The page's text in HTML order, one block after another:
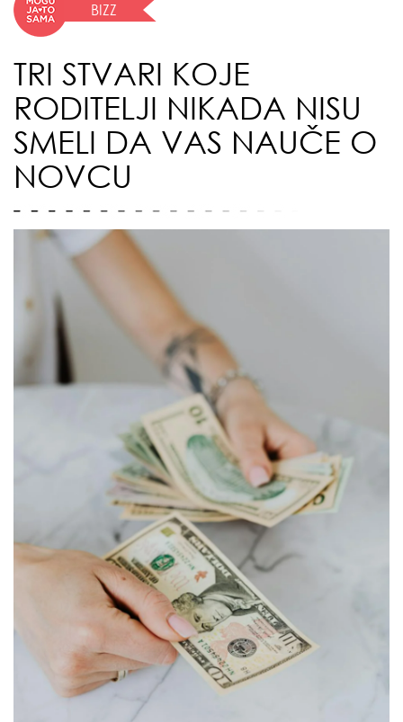
BIZZ
TRI STVARI KOJE
RODITELJI NIKADA NISU
SMELI DA VAS NAUČE O
NOVCU